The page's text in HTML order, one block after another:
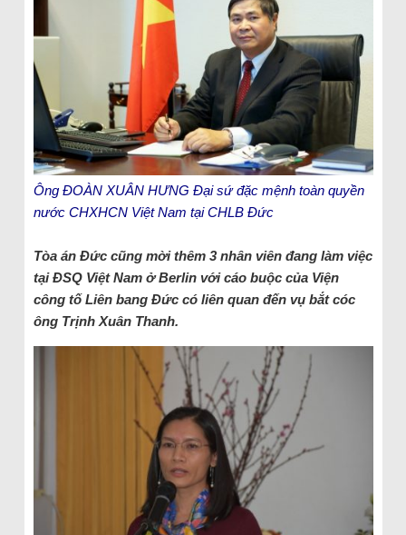
Ông ĐOÀN XUÂN HƯNG Đại sứ đặc mệnh toàn quyền
nước CHXHCN Việt Nam tại CHLB Đức
Tòa án Đức cũng mời thêm 3 nhân viên đang làm việc
tại ĐSQ Việt Nam ở Berlin với cáo buộc của Viện
công tố Liên bang Đức có liên quan đến vụ bắt cóc
ông Trịnh Xuân Thanh.